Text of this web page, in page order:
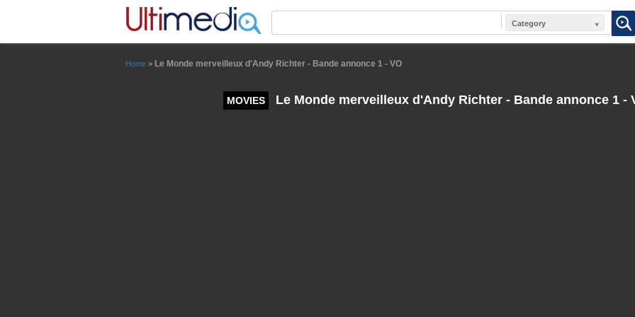
Category
Home > Le Monde merveilleux d'Andy Richter - Bande annonce 1 - VO
MOVIES Le Monde merveilleux d'Andy Richter - Bande annonce 1 -